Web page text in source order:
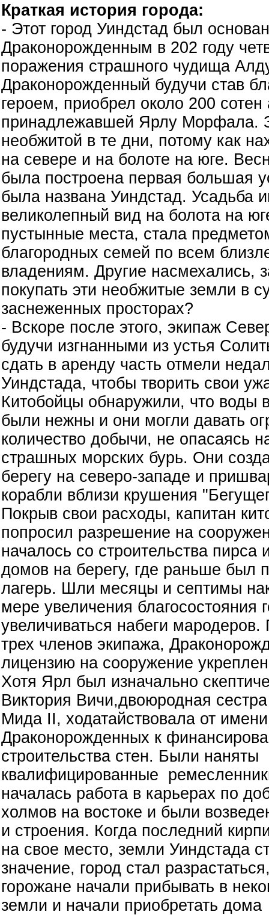
Краткая история города:
- Этот город Уиндстад был
Драконорожденным в 202 году
поражения страшного чудища
Драконорожденный будучи став
героем, приобрел около 200 сотен
принадлежавшей Ярлу Морфала.
необжитой в те дни, потому как
на севере и на болоте на юге.
была построена первая большая
была названа Уиндстад. Усадьба
великолепный вид на болота на
пустынные места, стала
благородных семей по всем
владениям. Другие насмехались,
покупать эти необжитые земли в
заснеженных просторах?
- Вскоре после этого, экипаж
будучи изгнанными из устья
сдать в аренду часть отмели
Уиндстада, чтобы творить свои
Китобойцы обнаружили, что воды
были нежны и они могли давать
количество добычи, не опасаясь
страшных морских бурь. Они
берегу на северо-западе и
корабли вблизи крушения
Покрыв свои расходы, капитан
попросил разрешение на
началось со строительства пирса
домов на берегу, где раньше был
лагерь. Шли месяцы и септимы
мере увеличения благосостояния
увеличиваться набеги мародеров.
трех членов экипажа,
лицензию на сооружение
Хотя Ярл был изначально
Виктория Вичи,двоюродная
Мида II, ходатайствовала от имени
Драконорожденных к
строительства стен. Были наняты
квалифицированные
началась работа в карьерах по
холмов на востоке и были
и строения. Когда последний
на свое место, земли Уиндстада
значение, город стал
горожане начали прибывать в
земли и начали приобретать дома